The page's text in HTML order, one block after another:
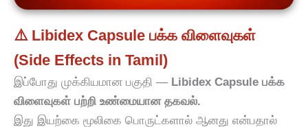
⚠️ Libidex Capsule பக்க விளைவுகள்
(Side Effects in Tamil)
இப்போது முக்கியமான பகுதி — Libidex Capsule பக்க
விளைவுகள் பற்றி உண்மையான தகவல்.
இது இயற்கை மூலிகை பொருட்களால் ஆனது என்பதால்